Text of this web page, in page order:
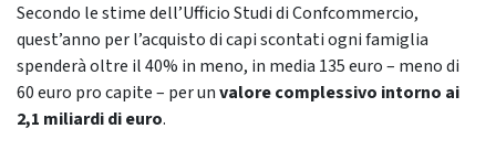
Secondo le stime dell’Ufficio Studi di Confcommercio,
quest’anno per l’acquisto di capi scontati ogni famiglia
spenderà oltre il 40% in meno, in media 135 euro – meno di
60 euro pro capite – per unvalore complessivo intorno ai
2,1 miliardi di euro.